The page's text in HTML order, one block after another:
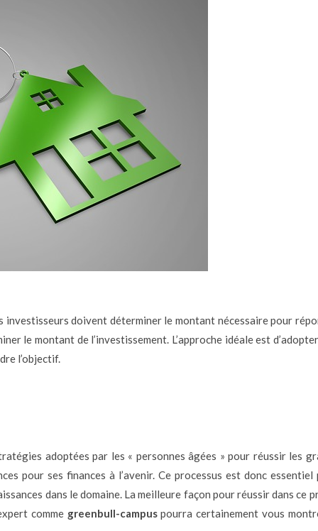
investisseurs doivent déterminer le montant nécessaire pour
le montant de l’investissement. L’approche idéale est
l’objectif.
adoptées par les « personnes âgées » pour réussir les
pour ses finances à l’avenir. Ce processus est donc essentiel
dans le domaine. La meilleure façon pour réussir dans ce
comme greenbull-campuspourra certainement vous